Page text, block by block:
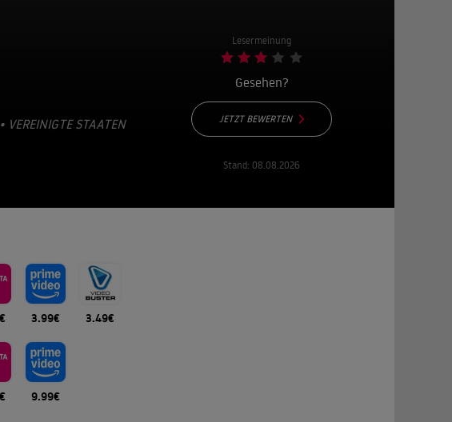
VEREINIGTE STAATEN
Lesermeinung
Gesehen?
JETZT BEWERTEN
Stand: 08.08.2026
3.99€ 3.49€
9.99€